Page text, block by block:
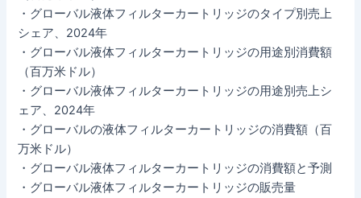
・グローバル液体フィルターカートリッジのタイプ別売上
シェア、2024年
・グローバル液体フィルターカートリッジの用途別消費額
（百万米ドル）
・グローバル液体フィルターカートリッジの用途別売上シ
ェア、2024年
・グローバルの液体フィルターカートリッジの消費額（百
万米ドル）
・グローバル液体フィルターカートリッジの消費額と予測
・グローバル液体フィルターカートリッジの販売量